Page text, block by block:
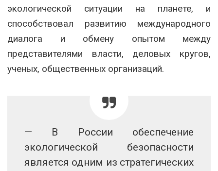
экологической ситуации на планете, и
способствовал развитию международного
диалога и обмену опытом между
представителями власти, деловых кругов,
ученых, общественных организаций.
— В России обеспечение
экологической безопасности
является одним из стратегических